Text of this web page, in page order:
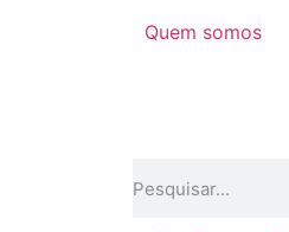
Quem somos